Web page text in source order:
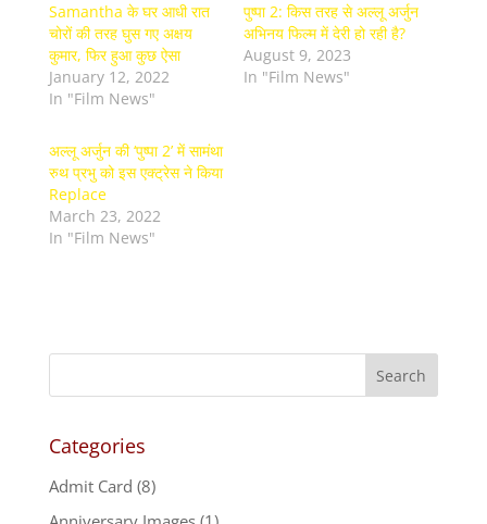
Samantha के घर आधी रात
चोरों की तरह घुस गए अक्षय
कुमार, फिर हुआ कुछ ऐसा
January 12, 2022
In "Film News"
पुष्पा 2: किस तरह से अल्लू अर्जुन
अभिनय फिल्म में देरी हो रही है?
August 9, 2023
In "Film News"
अल्लू अर्जुन की ‘पुष्‍पा 2’ में सामंथा
रुथ प्रभु को इस एक्‍ट्रेस ने किया
Replace
March 23, 2022
In "Film News"
Categories
Admit Card (8)